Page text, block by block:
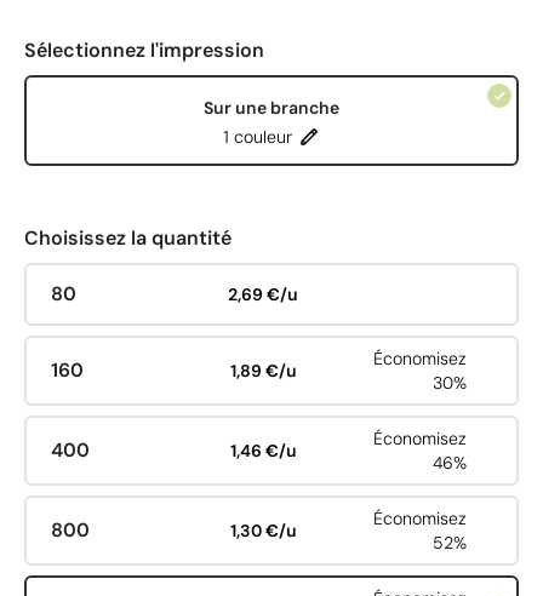
Sélectionnez l'impression
Sur une branche
1 couleur
Choisissez la quantité
80 2,69 €/u
160 1,89 €/u
Économisez
30%
400 1,46 €/u
Économisez
46%
800 1,30 €/u
Économisez
52%